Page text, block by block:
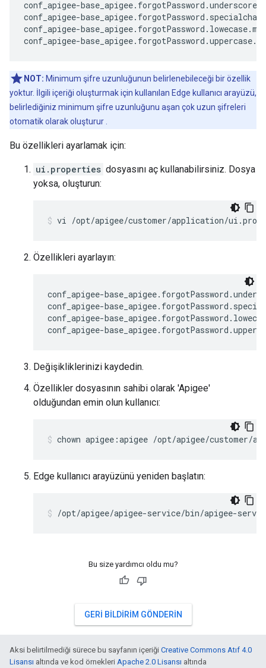
conf_apigee-
conf_apigee-
conf_apigee-
conf_apigee-
NOT: Minimum şifre uzunluğunun belirlenebileceği bir özellik
yoktur. İlgili içeriği oluşturmak için kullanılan Edge kullanıcı arayüzü,
belirlediğiniz minimum şifre uzunluğunu aşan çok uzun şifreleri
otomatik olarak oluşturur .
Bu özellikleri ayarlamak için:
ui.properties dosyasını aç kullanabilirsiniz. Dosya
yoksa, oluşturun:
vi /opt/apigee/customer/application/
Özellikleri ayarlayın:
conf_apigee-
conf_apigee-
conf_apigee-
conf_apigee-
Değişikliklerinizi kaydedin.
Özellikler dosyasının sahibi olarak 'Apigee'
olduğundan emin olun kullanıcı:
chown apigee:apigee /opt/apigee/customer/
Edge kullanıcı arayüzünü yeniden başlatın:
/opt/apigee/apigee-service/bin/apigee-
Bu size yardımcı oldu mu?
GERI BILDIRIM GÖNDERIN
Aksi belirtilmediği sürece bu sayfanın içeriği Creative Commons Atıf 4.0
Lisansı altında ve kod örnekleri Apache 2.0 Lisansı altında